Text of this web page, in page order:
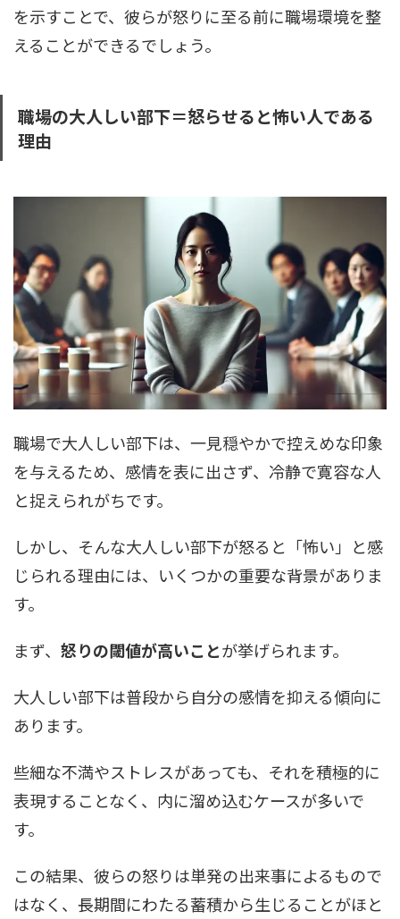
を示すことで、彼らが怒りに至る前に職場環境を整
えることができるでしょう。
職場の大人しい部下＝怒らせると怖い人である
理由
職場で大人しい部下は、一見穏やかで控えめな印象
を与えるため、感情を表に出さず、冷静で寛容な人
と捉えられがちです。
しかし、そんな大人しい部下が怒ると「怖い」と感
じられる理由には、いくつかの重要な背景がありま
す。
まず、 怒りの閾値が高いことが挙げられます。
大人しい部下は普段から自分の感情を抑える傾向に
あります。
些細な不満やストレスがあっても、それを積極的に
表現することなく、内に溜め込むケースが多いで
す。
この結果、彼らの怒りは単発の出来事によるもので
はなく、長期間にわたる蓄積から生じることがほと